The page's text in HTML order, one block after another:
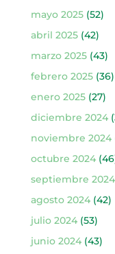
mayo 2025(52)
abril 2025(42)
marzo 2025(43)
febrero 2025(36)
enero 2025(27)
diciembre 2024
noviembre 2024
octubre 2024
septiembre 2024
agosto 2024(42)
julio 2024(53)
junio 2024(43)